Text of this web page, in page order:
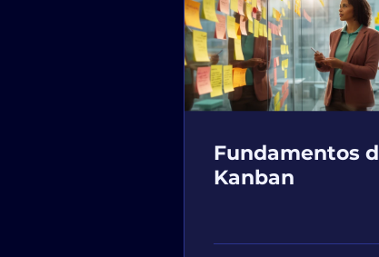
Fundamentos
Kanban